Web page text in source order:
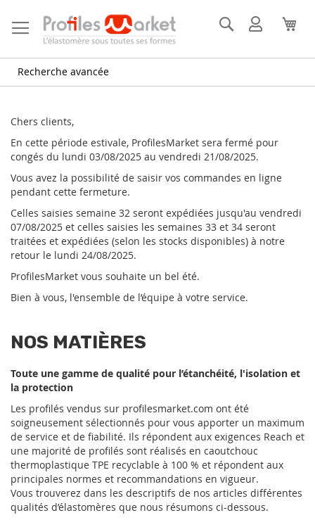
au
contenu
Rechercher
Recherche avancée
Mon
compte
Chers clients,
En cette période estivale, ProfilesMarket sera fermé pour
congés du lundi 03/08/2025 au vendredi 21/08/2025.
Vous avez la possibilité de saisir vos commandes en ligne
pendant cette fermeture.
Celles saisies semaine 32 seront expédiées jusqu'au vendredi
07/08/2025 et celles saisies les semaines 33 et 34 seront
traitées et expédiées (selon les stocks disponibles) à notre
retour le lundi 24/08/2025.
ProfilesMarket vous souhaite un bel été.
Bien à vous, l'ensemble de l’équipe à votre service.
NOS MATIÈRES
Toute une gamme de qualité pour l’étanchéité, l'isolation et
la protection
Les profilés vendus sur profilesmarket.com ont été
soigneusement sélectionnés pour vous apporter un maximum
de service et de fiabilité. Ils répondent aux exigences Reach et
une majorité de profilés sont réalisés en caoutchouc
thermoplastique TPE recyclable à 100 % et répondent aux
principales normes et recommandations en vigueur.
Vous trouverez dans les descriptifs de nos articles différentes
qualités d’élastomères que nous résumons ci-dessous.